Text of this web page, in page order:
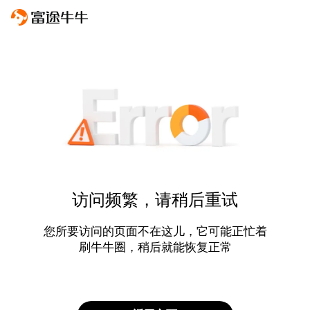
访问频繁，请稍后重试
您所要访问的页面不在这儿，它可能正忙着
刷牛牛圈，稍后就能恢复正常